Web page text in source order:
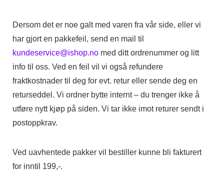
Dersom det er noe galt med varen fra vår side, eller vi
har gjort en pakkefeil, send en mail til
kundeservice@ishop.no med ditt ordrenummer og litt
info til oss. Ved en feil vil vi også refundere
fraktkostnader til deg for evt. retur eller sende deg en
returseddel. Vi ordner bytte internt – du trenger ikke å
utføre nytt kjøp på siden. Vi tar ikke imot returer sendt i
postoppkrav.
Ved uavhentede pakker vil bestiller kunne bli fakturert
for inntil 199,-.